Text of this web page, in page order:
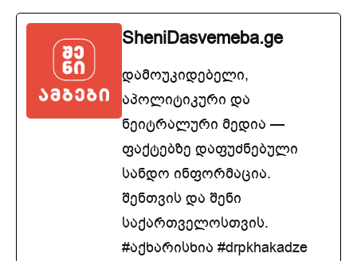
SheniDasvemeba.ge
დამოუკიდებელი,
აპოლიტიკური და
ნეიტრალური მედია —
ფაქტებზე დაფუძნებული
სანდო ინფორმაცია.
შენთვის და შენი
საქართველოსთვის.
#აქხარისხია #drpkhakadze